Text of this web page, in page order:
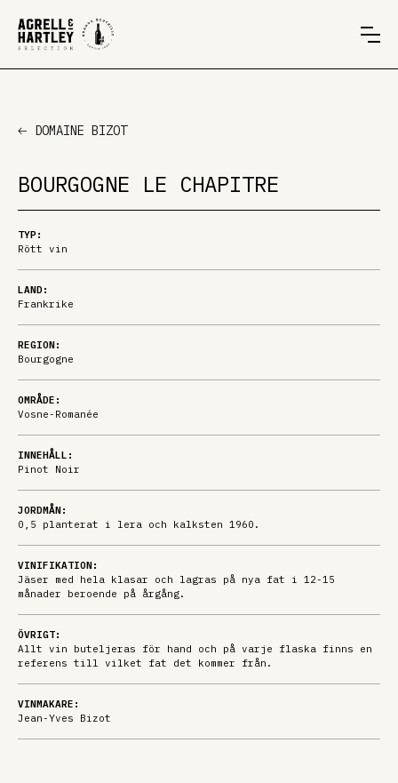
DOMAINE BIZOT
BOURGOGNE LE CHAPITRE
TYP:
Rött vin
LAND:
Frankrike
REGION:
Bourgogne
OMRÅDE:
Vosne-Romanée
INNEHÅLL:
Pinot Noir
JORDMÅN:
0,5 planterat i lera och kalksten 1960.
VINIFIKATION:
Jäser med hela klasar och lagras på nya fat i 12-15
månader beroende på årgång.
ÖVRIGT:
Allt vin buteljeras för hand och på varje flaska finns en
referens till vilket fat det kommer från.
VINMAKARE:
Jean-Yves Bizot